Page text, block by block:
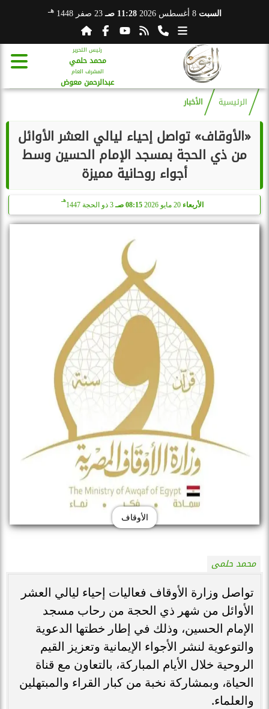
السبت 8 أغسطس 2026 11:28 صـ 23 صفر 1448 هـ
رئيس التحرير
محمد حلمي
المشرف العام
عبدالرحمن معوض
الرئيسية الأخبار
«الأوقاف» تواصل إحياء ليالي العشر الأوائل
من ذي الحجة بمسجد الإمام الحسين وسط
أجواء روحانية مميزة
الأربعاء 20 مايو 2026 08:15 صـ 3 ذو الحجة 1447
هـ
الأوقاف
محمد حلمى
تواصل وزارة الأوقاف فعاليات إحياء ليالي العشر
الأوائل من شهر ذي الحجة من رحاب مسجد
الإمام الحسين، وذلك في إطار خطتها الدعوية
والتوعوية لنشر الأجواء الإيمانية وتعزيز القيم
الروحية خلال الأيام المباركة، بالتعاون مع قناة
الحياة، وبمشاركة نخبة من كبار القراء والمبتهلين
والعلماء.